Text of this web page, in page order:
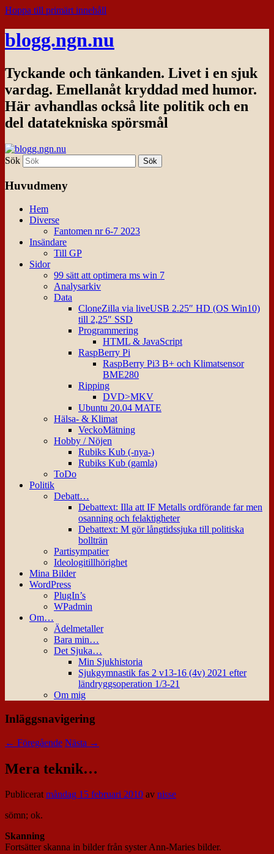
Hoppa till primärt innehåll
blogg.ngn.nu
Tyckande och tänkanden. Livet i en sjuk
vardag. Emellanåt kryddad med humor.
Här avhandlas också lite politik och en
del datatekniska spörsmål
Sök
Huvudmeny
Hem
Diverse
Fantomen nr 6-7 2023
Insändare
Till GP
Sidor
99 sätt att optimera ms win 7
Analysarkiv
Data
CloneZilla via liveUSB 2.25″ HD (OS Win10)
till 2,25″ SSD
Programmering
HTML & JavaScript
RaspBerry Pi
RaspBerry Pi3 B+ och Klimatsensor
BME280
Ripping
DVD>MKV
Ubuntu 20.04 MATE
Hälsa- & Klimat
VeckoMätning
Hobby / Nöjen
Rubiks Kub (-nya-)
Rubiks Kub (gamla)
ToDo
Politik
Debatt…
Debattext: Illa att IF Metalls ordförande far men
osanning och felaktigheter
Debattext: M gör långtidssjuka till politiska
bollträn
Partisympatier
Ideologitillhörighet
Mina Bilder
WordPress
PlugIn’s
WPadmin
Om…
Ädelmetaller
Bara min…
Det Sjuka…
Min Sjukhistoria
Sjukgymnastik fas 2 v13-16 (4v) 2021 efter
ländryggsoperation 1/3-21
Om mig
Inläggsnavigering
← Föregående Nästa →
Mera teknik…
Publiceratmåndag 15 februari 2010 av nisse
sömn; ok.
Skanning
Fortsätter skanna in bilder från syster Ann-Maries bilder.